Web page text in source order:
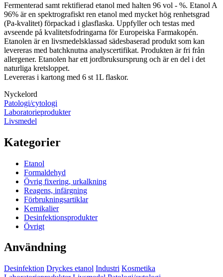
Fermenterad samt rektifierad etanol med halten 96 vol - %. Etanol A
96% är en spektrografiskt ren etanol med mycket hög renhetsgrad
(Pa-kvalitet) förpackad i glasflaska. Uppfyller och testas med
avseende på kvalitetsfodringarna för Europeiska Farmakopén.
Etanolen är en livsmedelsklassad sädesbaserad produkt som kan
levereras med batchknutna analyscertifikat. Produkten är fri från
allergener. Etanolen har ett jordbruksursprung och är en del i det
naturliga kretsloppet.
Levereras i kartong med 6 st 1L flaskor.
Nyckelord
Patologi/cytologi
Laboratorieprodukter
Livsmedel
Kategorier
Etanol
Formaldehyd
Övrig fixering, urkalkning
Reagens, infärgning
Förbrukningsartiklar
Kemikalier
Desinfektionsprodukter
Övrigt
Användning
Desinfektion Dryckes etanol Industri Kosmetika